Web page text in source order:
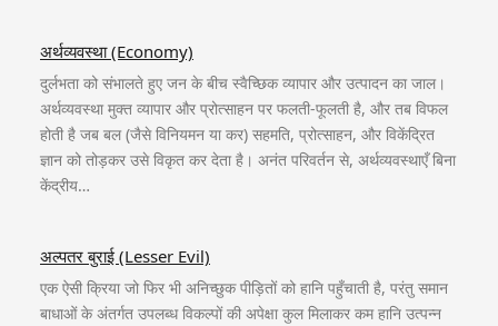
अर्थव्यवस्था (Economy)
दुर्लभता को संभालते हुए जन के बीच स्वैच्छिक व्यापार और उत्पादन का जाल।
अर्थव्यवस्था मुक्त व्यापार और प्रोत्साहन पर फलती-फूलती है, और तब विफल
होती है जब बल (जैसे विनियमन या कर) सहमति, प्रोत्साहन, और विकेंद्रित
ज्ञान को तोड़कर उसे विकृत कर देता है। अनंत परिवर्तन से, अर्थव्यवस्थाएँ बिना
केंद्रीय…
अल्पतर बुराई (Lesser Evil)
एक ऐसी क्रिया जो फिर भी अनिच्छुक पीड़ितों को हानि पहुँचाती है, परंतु समान
बाधाओं के अंतर्गत उपलब्ध विकल्पों की अपेक्षा कुल मिलाकर कम हानि उत्पन्न